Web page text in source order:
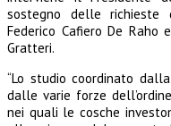
sostegno delle richieste
Federico Cafiero De Raho
Gratteri.
“Lo studio coordinato
dalle varie forze
nei quali le cosche